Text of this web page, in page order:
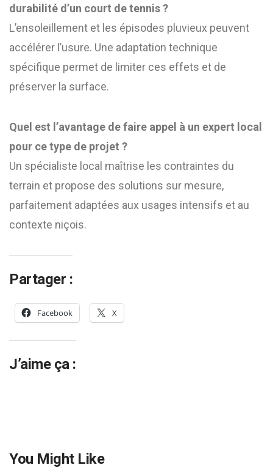
durabilité d’un court de tennis ?
L’ensoleillement et les épisodes pluvieux peuvent
accélérer l’usure. Une adaptation technique
spécifique permet de limiter ces effets et de
préserver la surface.
Quel est l’avantage de faire appel à un expert local
pour ce type de projet ?
Un spécialiste local maîtrise les contraintes du
terrain et propose des solutions sur mesure,
parfaitement adaptées aux usages intensifs et au
contexte niçois.
Partager :
Facebook X
J’aime ça :
You Might Like